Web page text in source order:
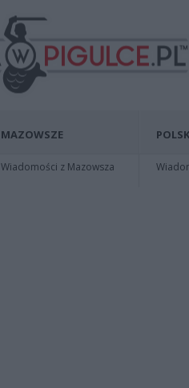
MAZOWSZE
Wiadomości z Mazowsza